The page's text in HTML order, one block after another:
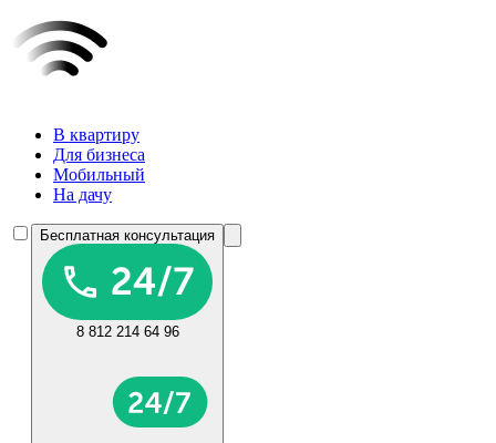
В квартиру
Для бизнеса
Мобильный
На дачу
Бесплатная консультация
8 812 214 64 96